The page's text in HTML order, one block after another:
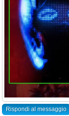
Rispondi al messaggio